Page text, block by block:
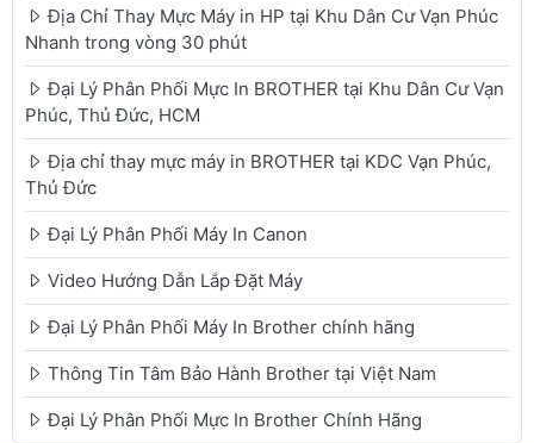
Địa Chỉ Thay Mực Máy in HP tại Khu Dân Cư Vạn Phúc
Nhanh trong vòng 30 phút
Đại Lý Phân Phối Mực In BROTHER tại Khu Dân Cư Vạn
Phúc, Thủ Đức, HCM
Địa chỉ thay mực máy in BROTHER tại KDC Vạn Phúc,
Thủ Đức
Đại Lý Phân Phối Máy In Canon
Video Hướng Dẫn Lắp Đặt Máy
Đại Lý Phân Phối Máy In Brother chính hãng
Thông Tin Tâm Bảo Hành Brother tại Việt Nam
Đại Lý Phân Phối Mực In Brother Chính Hãng